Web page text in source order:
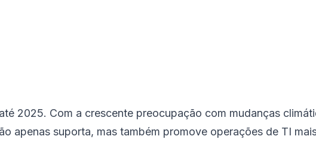
2025. Com a crescente preocupação com mudanças
apenas suporta, mas também promove operações de TI